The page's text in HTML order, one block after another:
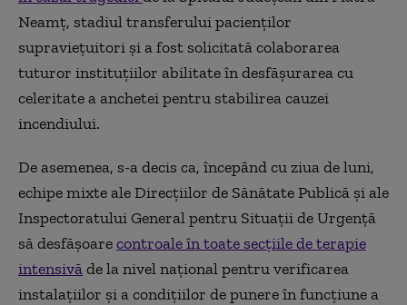
Neamț, stadiul transferului pacienților
supraviețuitori și a fost solicitată colaborarea
tuturor instituțiilor abilitate în desfășurarea cu
celeritate a anchetei pentru stabilirea cauzei
incendiului.
De asemenea, s-a decis ca, începând cu ziua de luni,
echipe mixte ale Direcțiilor de Sănătate Publică și ale
Inspectoratului General pentru Situații de Urgență
să desfășoarecontroale în toate secțiile de terapie
intensivăde la nivel național pentru verificarea
instalațiilor și a condițiilor de punere în funcțiune a